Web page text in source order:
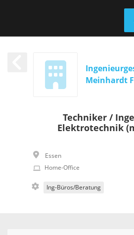
Meinhardt
Techniker /
Elektrotechnik
Essen
Home-Office
Ing-Büros/Beratung